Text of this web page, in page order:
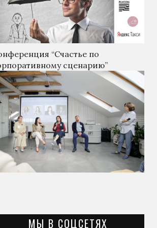
“Счастье по
сценарию”
МЫ В СОЦСЕТЯХ